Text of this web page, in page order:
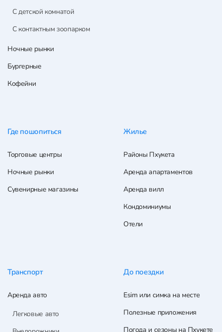
С детской комнатой
С контактным зоопарком
Ночные рынки
Бургерные
Кофейни
Где пошопиться
Торговые центры
Ночные рынки
Сувенирные магазины
Жилье
Районы Пхукета
Аренда апартаментов
Аренда вилл
Кондоминиумы
Отели
Транспорт
Аренда авто
Легковые авто
До поездки
Esim или симка на месте
Полезные приложения
Погода и сезоны на Пхукете